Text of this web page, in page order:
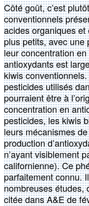
Côté goût, c’est
conventionnels
acides organiques
plus petits, avec une
leur concentration
antioxydants est
kiwis
pesticides utilisés
pourraient être à
concentration en
pesticides, les kiwis
leurs mécanismes
production
n’ayant visiblement
californienne). Ce
parfaitement connu.
nombreuses études,
citée dans A&E de